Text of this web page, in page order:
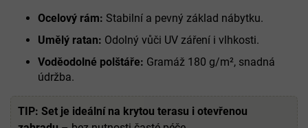
Ocelový rám: Stabilní a pevný základ nábytku.
Umělý ratan: Odolný vůči UV záření i vlhkosti.
Voděodolné polštáře: Gramáž 180 g/m², snadná
údržba.
TIP: Set je ideální na krytou terasu i otevřenou